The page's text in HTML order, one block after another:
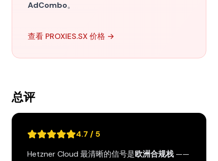
AdCombo。
查看 PROXIES.SX 价格 →
总评
4.7 / 5
Hetzner Cloud 最清晰的信号是欧洲合规栈 ——